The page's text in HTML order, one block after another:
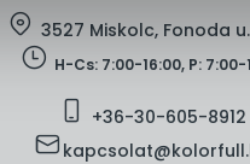
location 3527 Miskolc, Fonoda u.
clock H-Cs: 7:00-16:00, P: 7:00-
mobile +36-30-605-8912
mail